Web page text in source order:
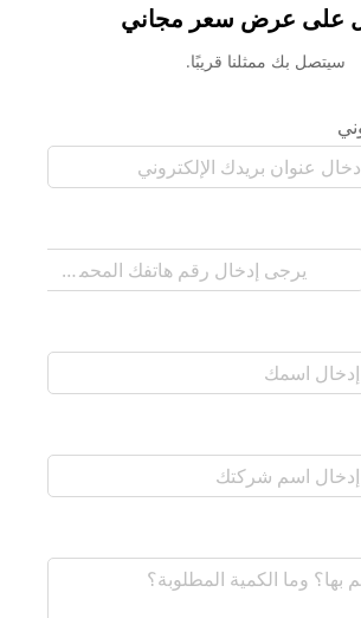
على عرض سعر مجاني
سيتصل بك ممثلنا قريبًا.